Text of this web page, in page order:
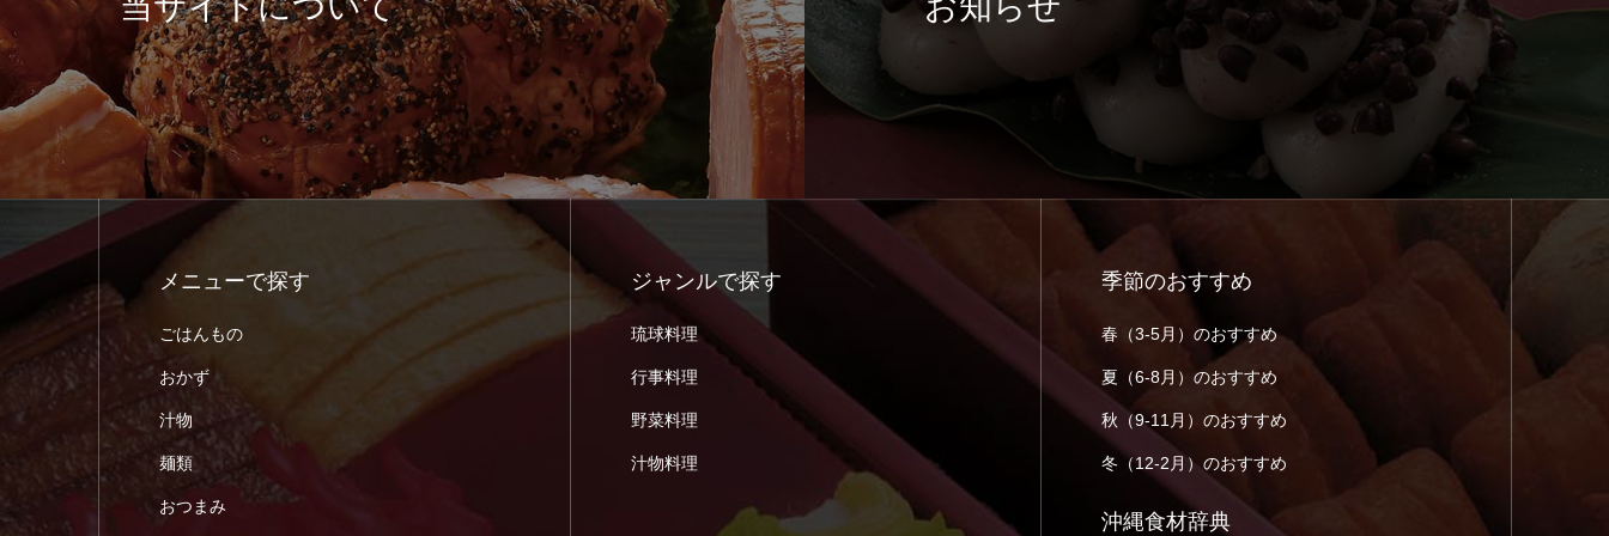
メニューで探す
ごはんもの
おかず
汁物
麺類
おつまみ
ジャンルで探す
琉球料理
行事料理
野菜料理
汁物料理
季節のおすすめ
春（3-5月）のおすすめ
夏（6-8月）のおすすめ
秋（9-11月）のおすすめ
冬（12-2月）のおすすめ
沖縄食材辞典